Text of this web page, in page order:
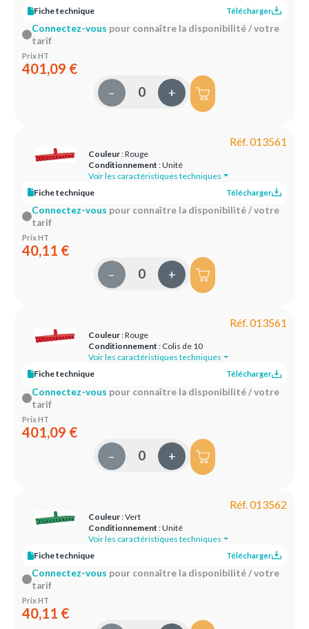
Fiche technique
Télécharger
Connectez-vous pour connaître la disponibilité / votre
tarif
Prix HT
401,09 €
– +
Réf. 013561
Couleur: Rouge
Conditionnement : Unité
Voir les caractéristiques techniques
Fiche technique
Télécharger
Connectez-vous pour connaître la disponibilité / votre
tarif
Prix HT
40,11 €
– +
Réf. 013561
Couleur: Rouge
Conditionnement : Colis de 10
Voir les caractéristiques techniques
Fiche technique
Télécharger
Connectez-vous pour connaître la disponibilité / votre
tarif
Prix HT
401,09 €
– +
Réf. 013562
Couleur: Vert
Conditionnement : Unité
Voir les caractéristiques techniques
Fiche technique
Télécharger
Connectez-vous pour connaître la disponibilité / votre
tarif
Prix HT
40,11 €